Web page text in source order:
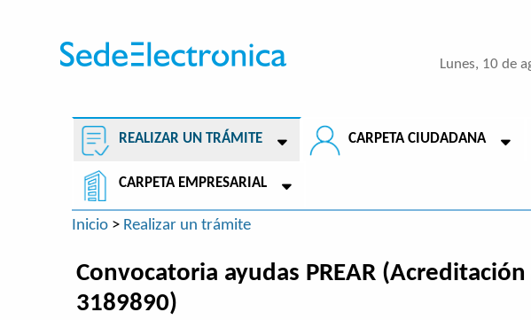
Lunes, 10 de
REALIZAR UN TRÁMITE CARPETA CIUDADANA
CARPETA EMPRESARIAL
Inicio> Realizar un trámite
Convocatoria ayudas PREAR
3189890)